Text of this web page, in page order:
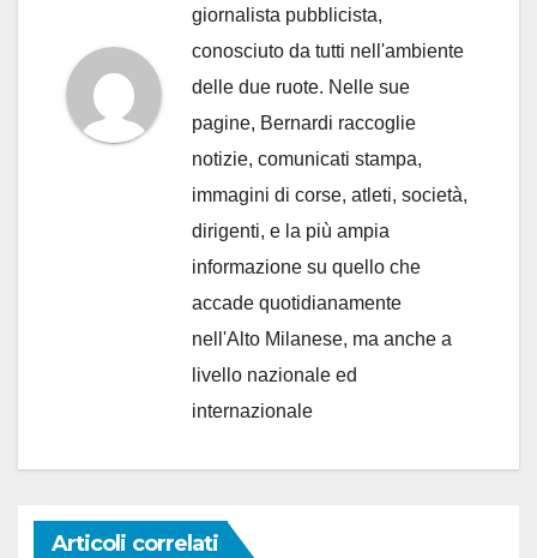
giornalista pubblicista,
conosciuto da tutti nell'ambiente
delle due ruote. Nelle sue
pagine, Bernardi raccoglie
notizie, comunicati stampa,
immagini di corse, atleti, società,
dirigenti, e la più ampia
informazione su quello che
accade quotidianamente
nell'Alto Milanese, ma anche a
livello nazionale ed
internazionale
Articoli correlati